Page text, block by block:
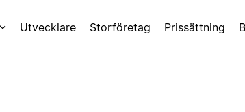
Utvecklare Storföretag Prissättning